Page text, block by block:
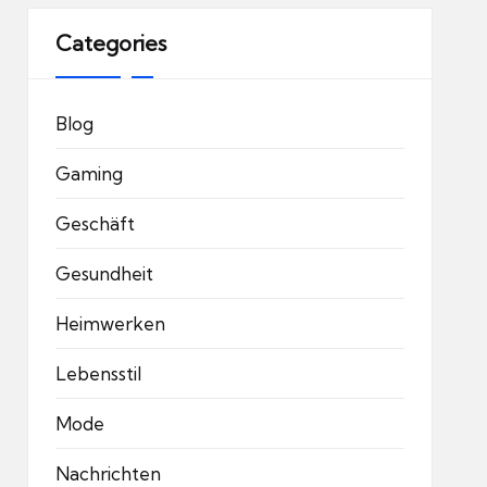
Categories
Blog
Gaming
Geschäft
Gesundheit
Heimwerken
Lebensstil
Mode
Nachrichten